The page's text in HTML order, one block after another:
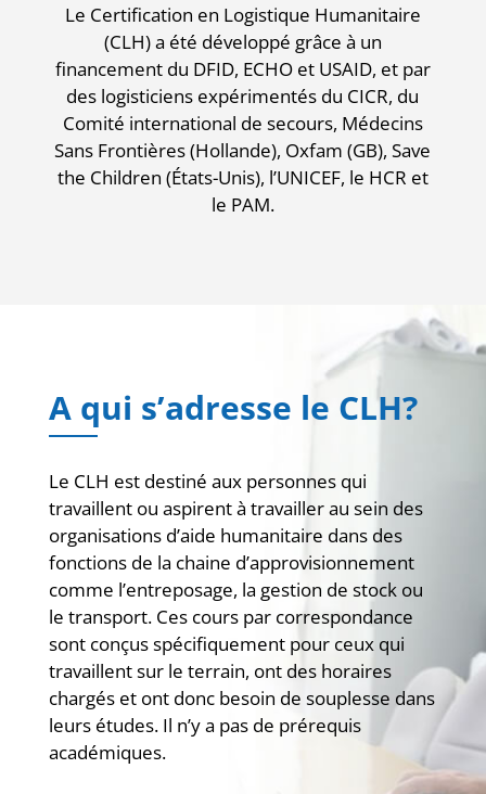
Le Certification en Logistique Humanitaire
(CLH) a été développé grâce à un
financement du DFID, ECHO et USAID, et par
des logisticiens expérimentés du CICR, du
Comité international de secours, Médecins
Sans Frontières (Hollande), Oxfam (GB), Save
the Children (États-Unis), l’UNICEF, le HCR et
le PAM.
A qui s’adresse le CLH?
Le CLH est destiné aux personnes qui
travaillent ou aspirent à travailler au sein des
organisations d’aide humanitaire dans des
fonctions de la chaine d’approvisionnement
comme l’entreposage, la gestion de stock ou
le transport. Ces cours par correspondance
sont conçus spécifiquement pour ceux qui
travaillent sur le terrain, ont des horaires
chargés et ont donc besoin de souplesse dans
leurs études. Il n’y a pas de prérequis
académiques.